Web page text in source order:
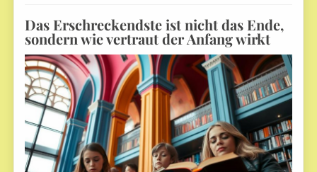
Das Erschreckendste ist nicht das Ende,
sondern wie vertraut der Anfang wirkt